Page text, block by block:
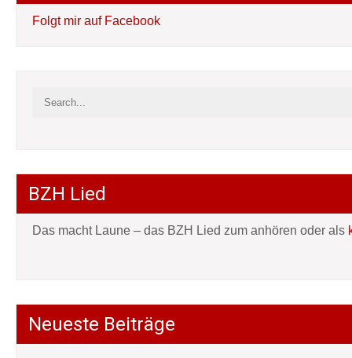
Folgt mir auf Facebook
BZH Lied
Das macht Laune – das BZH Lied zum anhören oder als
Neueste Beiträge